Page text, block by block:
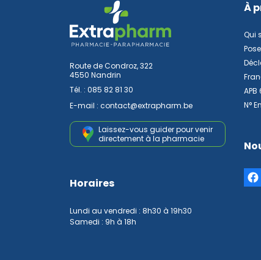
Route de Condroz, 322
4550 Nandrin
Tél. : 085 82 81 30
E-mail : contact@extrapharm.be
Laissez-vous guider pour venir
directement à la pharmacie
Horaires
Lundi au vendredi : 8h30 à 19h30
Samedi : 9h à 18h
À
Qui
APB
N°